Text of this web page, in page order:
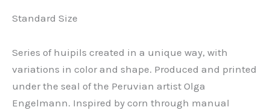
Standard Size
Series of huipils created in a unique way, with
variations in color and shape. Produced and printed
under the seal of the Peruvian artist Olga
Engelmann. Inspired by corn through manual